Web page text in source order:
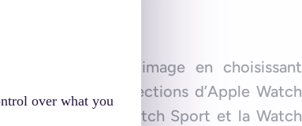
over what you
Watch, à son image en choisissant
des collections d’Apple Watch
: la Watch, la Watch Sport et la Watch